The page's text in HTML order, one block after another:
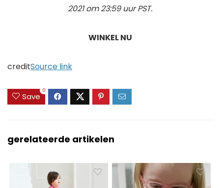
2021 om 23:59 uur PST.
WINKEL NU
creditSource link
Save
0
gerelateerde artikelen